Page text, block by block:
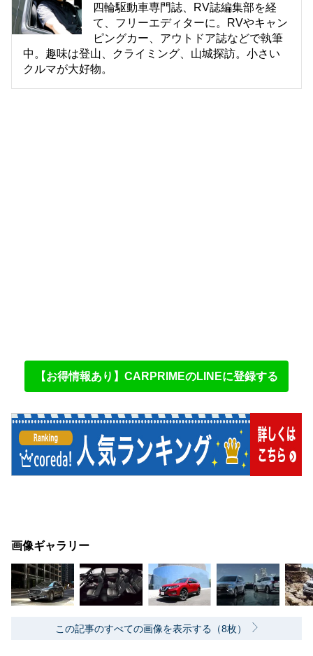
四輪駆動車専門誌、RV誌編集部を経
て、フリーエディターに。RVやキャン
ピングカー、アウトドア誌などで執筆
中。趣味は登山、クライミング、山城探訪。小さい
クルマが大好物。
【お得情報あり】CARPRIMEのLINEに登録する
画像ギャラリー
この記事のすべての画像を表示する（8枚）